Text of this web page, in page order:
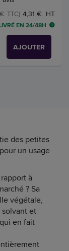
4,31 € HT
TTC)
EN 24/48H
AJOUTER
des petites
un usage
à
? Sa
végétale,
solvant et
en fait